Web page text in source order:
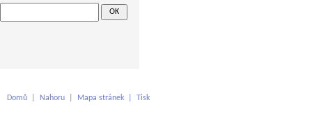
Domů Nahoru Mapa stránek Tisk